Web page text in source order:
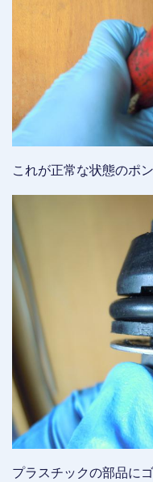
これが正常な状態のポ
プラスチックの部品に